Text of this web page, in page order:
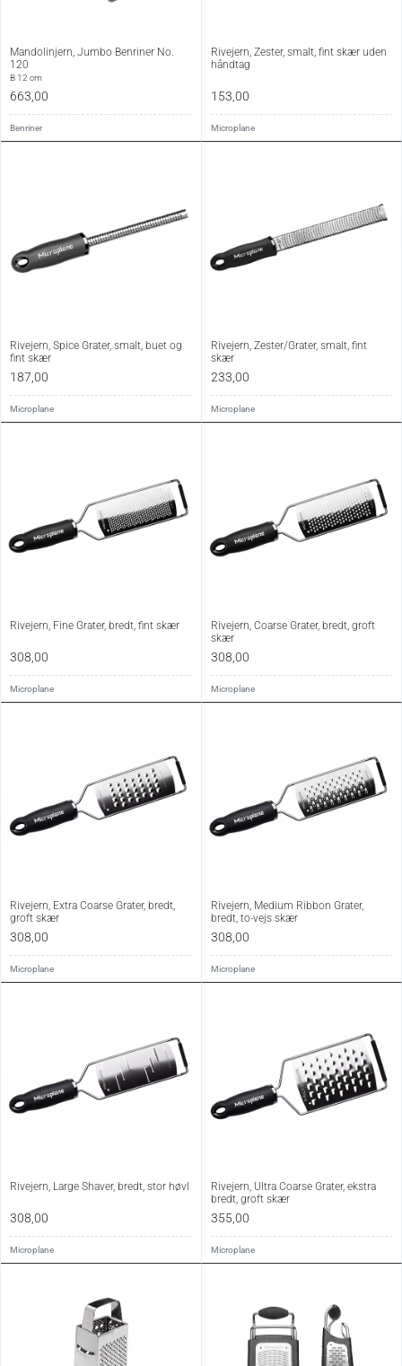
Mandolinjern, Jumbo Benriner No.
120
B 12 cm
663,00
Benriner
Rivejern, Zester, smalt, fint skær uden
håndtag
153,00
Microplane
Rivejern, Spice Grater, smalt, buet og
fint skær
187,00
Microplane
Rivejern, Zester/Grater, smalt, fint
skær
233,00
Microplane
Rivejern, Fine Grater, bredt, fint skær
308,00
Microplane
Rivejern, Coarse Grater, bredt, groft
skær
308,00
Microplane
Rivejern, Extra Coarse Grater, bredt,
groft skær
308,00
Microplane
Rivejern, Medium Ribbon Grater,
bredt, to-vejs skær
308,00
Microplane
Rivejern, Large Shaver, bredt, stor høvl
308,00
Microplane
Rivejern, Ultra Coarse Grater, ekstra
bredt, groft skær
355,00
Microplane